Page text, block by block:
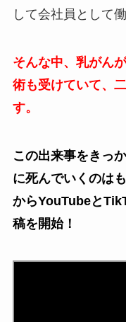
して会社員として
そんな中、乳がん
術も受けていて、
す。
この出来事をきっ
に死んでいくのは
からYouTubeと
稿を開始！